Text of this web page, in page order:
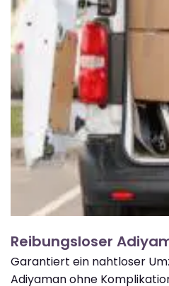
Reibungsloser
Garantiert ein nahtloser
Adiyaman ohne